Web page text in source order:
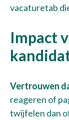
vacaturetab
Impact
Vertrouwen
reageren of
twijfelen dan